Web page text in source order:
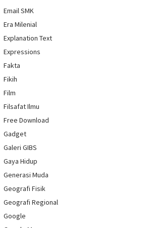
Email SMK
Era Milenial
Explanation Text
Expressions
Fakta
Fikih
Film
Filsafat Ilmu
Free Download
Gadget
Galeri GIBS
Gaya Hidup
Generasi Muda
Geografi Fisik
Geografi Regional
Google